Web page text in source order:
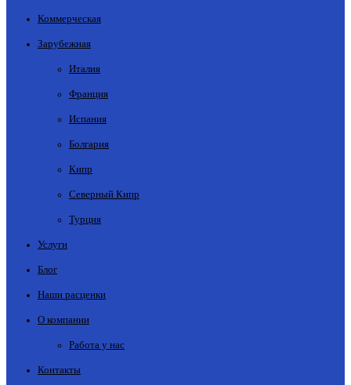
Коммерческая
Зарубежная
Италия
Франция
Испания
Болгария
Кипр
Северный Кипр
Турция
Услуги
Блог
Наши расценки
О компании
Работа у нас
Контакты